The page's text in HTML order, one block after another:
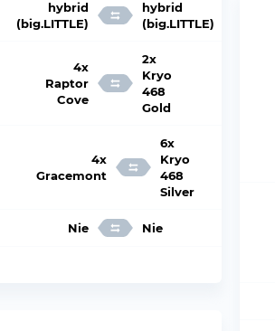
hybrid
(big.LITTLE)
hybrid
(big.LITTLE)
4x
Raptor
Cove
2x
Kryo
468
Gold
4x
Gracemont
6x
Kryo
468
Silver
Nie Nie